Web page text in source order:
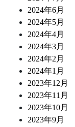
2024年6月
2024年5月
2024年4月
2024年3月
2024年2月
2024年1月
2023年12月
2023年11月
2023年10月
2023年9月